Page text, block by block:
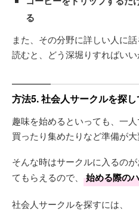
る
また、その分野に詳しい人に
読むと、どう深堀りすればいい
方法5. 社会人サークルを探
趣味を始めるといっても、一
買ったり集めたりなど準備が大
そんな時はサークルに入るの
てもらえるので、
始める際の
社会人サークルを探すには、